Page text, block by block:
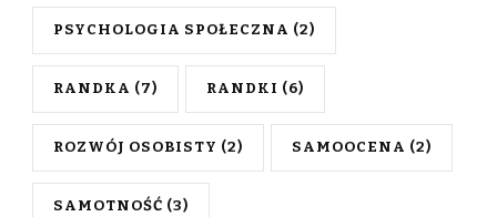
PSYCHOLOGIA SPOŁECZNA (2)
RANDKA (7) RANDKI (6)
ROZWÓJ OSOBISTY (2) SAMOOCENA (2)
SAMOTNOŚĆ (3)